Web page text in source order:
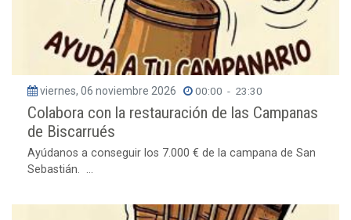
viernes, 06 noviembre 2026 00:00 - 23:30
Colabora con la restauración de las Campanas
de Biscarrués
Ayúdanos a conseguir los 7.000 € de la campana de San
Sebastián. ...